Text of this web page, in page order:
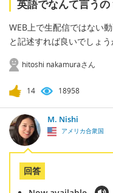
英語でなんて言うの
WEB上で生配信ではない
と記述すれば良いでしょう
hitoshi nakamuraさん
14 18958
M. Nishi
アメリカ合衆国
回答